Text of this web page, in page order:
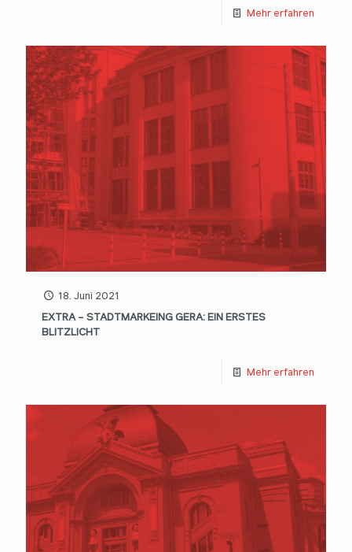
Mehr erfahren
18. Juni 2021
EXTRA – STADTMARKEING GERA: EIN ERSTES
BLITZLICHT
Mehr erfahren